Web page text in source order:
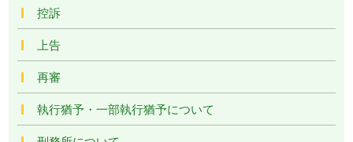
控訴
上告
再審
執行猶予・一部執行猶予について